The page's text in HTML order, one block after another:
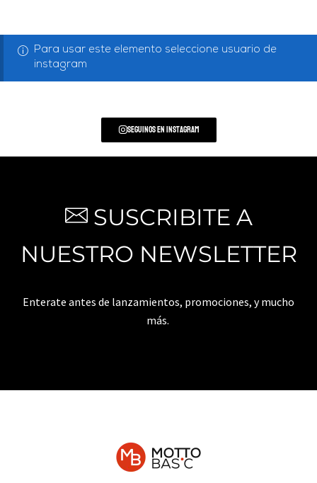
Para usar este elemento seleccione usuario de
instagram
Seguinos en Instagram
SUSCRIBITE A
NUESTRO NEWSLETTER
Enterate antes de lanzamientos, promociones, y mucho
más.